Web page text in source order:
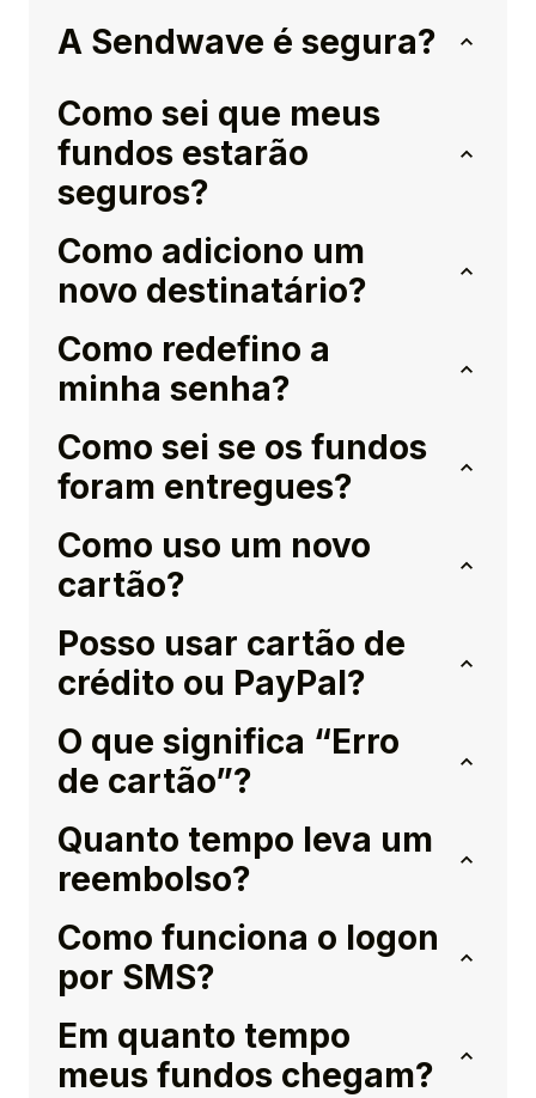
A Sendwave é segura?
Como sei que meus
fundos estarão
seguros?
Como adiciono um
novo destinatário?
Como redefino a
minha senha?
Como sei se os fundos
foram entregues?
Como uso um novo
cartão?
Posso usar cartão de
crédito ou PayPal?
O que significa “Erro
de cartão”?
Quanto tempo leva um
reembolso?
Como funciona o logon
por SMS?
Em quanto tempo
meus fundos chegam?